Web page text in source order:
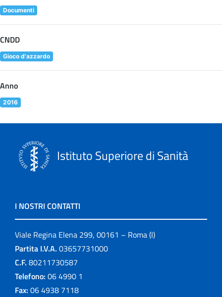
Documenti
CNDD
Gioco d'azzardo
Anno
2016
Istituto Superiore di Sanità
I NOSTRI CONTATTI
Viale Regina Elena 299, 00161 – Roma (I)
Partita I.V.A. 03657731000
C.F. 80211730587
Telefono: 06 4990 1
Fax: 06 4938 7118